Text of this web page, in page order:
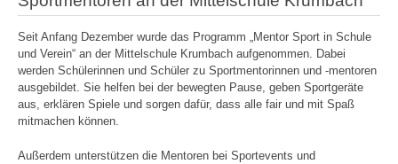
Seit Anfang Dezember wurde das Programm „Mentor Sport in Schule
und Verein“ an der Mittelschule Krumbach aufgenommen. Dabei
werden Schülerinnen und Schüler zu Sportmentorinnen und -mentoren
ausgebildet. Sie helfen bei der bewegten Pause, geben Sportgeräte
aus, erklären Spiele und sorgen dafür, dass alle fair und mit Spaß
mitmachen können.
Außerdem unterstützen die Mentoren bei Sportevents und